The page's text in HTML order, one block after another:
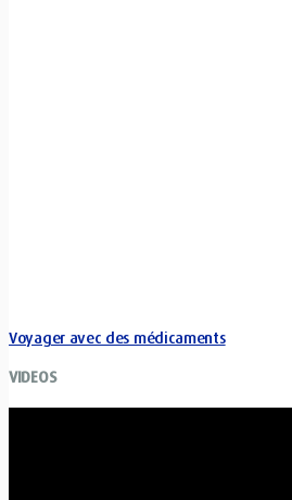
Voyager avec des médicaments
VIDEOS